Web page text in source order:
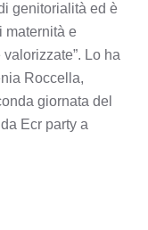
genitorialità ed è
maternità e
Lo ha
Roccella,
giornata del
Ecr party a